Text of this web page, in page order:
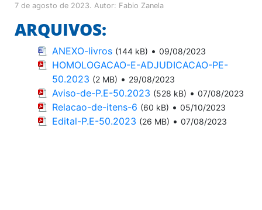
7 de agosto de 2023. Autor: Fabio Zanela
ARQUIVOS:
ANEXO-livros (144 kB) • 09/08/2023
HOMOLOGACAO-E-ADJUDICACAO-PE-
50.2023 (2 MB) • 29/08/2023
Aviso-de-P.E-50.2023 (528 kB) • 07/08/2023
Relacao-de-itens-6 (60 kB) • 05/10/2023
Edital-P.E-50.2023 (26 MB) • 07/08/2023